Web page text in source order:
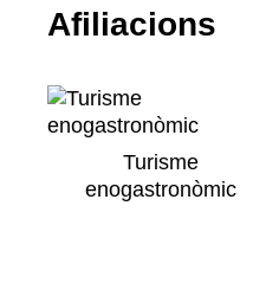
Afiliacions
Turisme
enogastronòmic